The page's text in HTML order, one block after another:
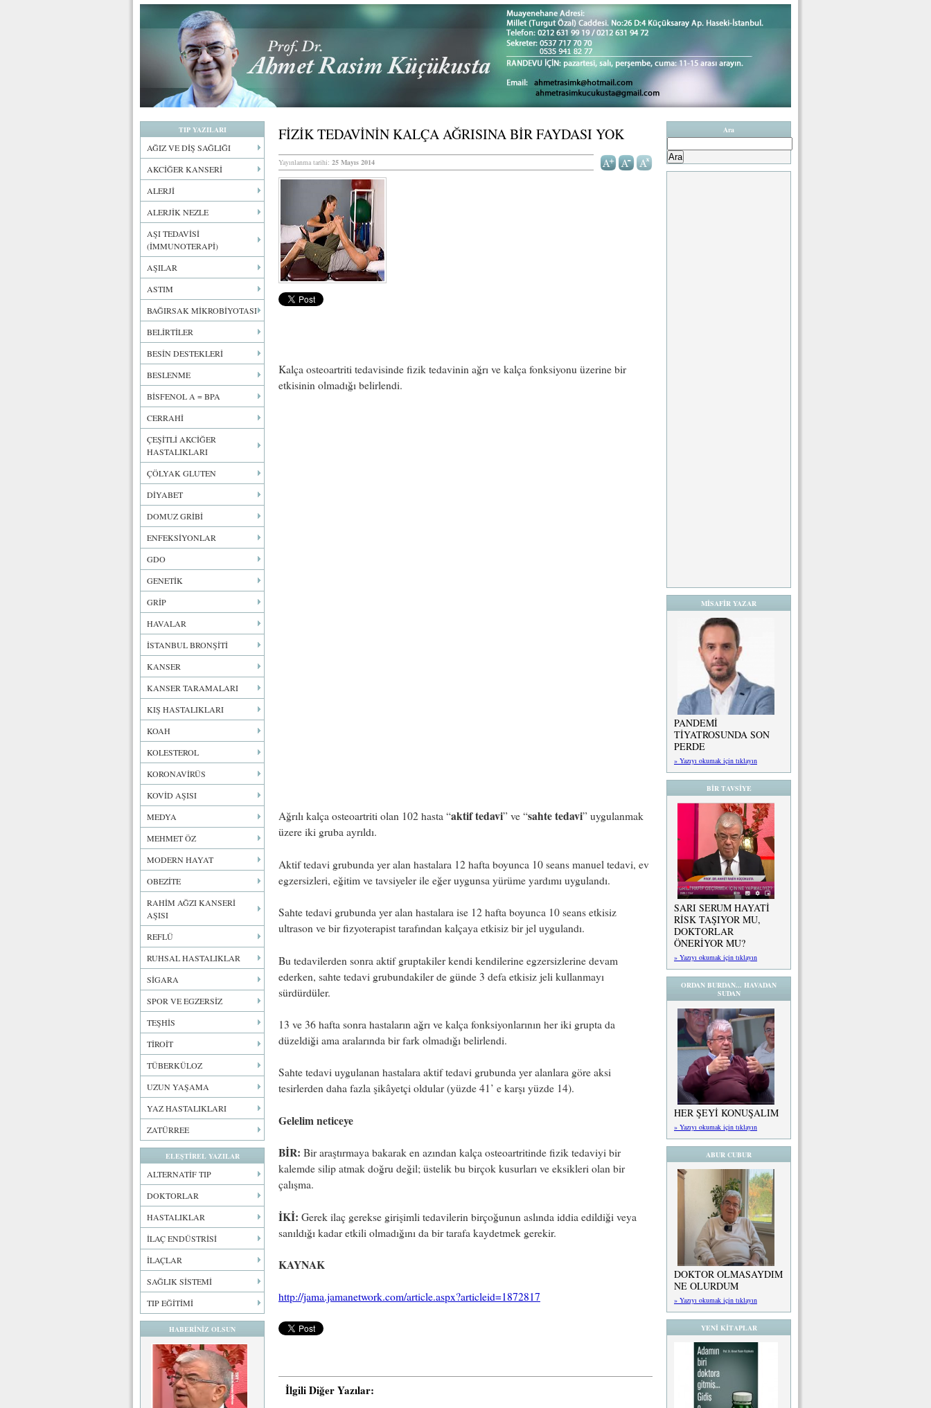
TIP YAZILARI
AĞIZ VE DİŞ SAĞLIĞI
AKCİĞER KANSERİ
ALERJİ
ALERJİK NEZLE
AŞI TEDAVİSİ
(İMMUNOTERAPİ)
AŞILAR
ASTIM
BAĞIRSAK MİKROBİYOTASI
BELİRTİLER
BESİN DESTEKLERİ
BESLENME
BİSFENOL A = BPA
CERRAHİ
ÇEŞİTLİ AKCİĞER
HASTALIKLARI
ÇÖLYAK GLUTEN
DİYABET
DOMUZ GRİBİ
ENFEKSİYONLAR
GDO
GENETİK
GRİP
HAVALAR
İSTANBUL BRONŞİTİ
KANSER
KANSER TARAMALARI
KIŞ HASTALIKLARI
KOAH
KOLESTEROL
KORONAVİRÜS
KOVİD AŞISI
MEDYA
MEHMET ÖZ
MODERN HAYAT
OBEZİTE
RAHİM AĞZI KANSERİ
AŞISI
REFLÜ
RUHSAL HASTALIKLAR
SİGARA
SPOR VE EGZERSİZ
TEŞHİS
TİROİT
TÜBERKÜLOZ
UZUN YAŞAMA
YAZ HASTALIKLARI
ZATÜRREE
ELEŞTİREL YAZILAR
ALTERNATİF TIP
DOKTORLAR
HASTALIKLAR
İLAÇ ENDÜSTRİSİ
İLAÇLAR
SAĞLIK SİSTEMİ
TIP EĞİTİMİ
HABERİNİZ OLSUN
FİZİK TEDAVİNİN KALÇA AĞRISINA BİR FAYDASI YOK
Yayınlanma tarihi: 25 Mayıs 2014
Kalça osteoartriti tedavisinde fizik tedavinin ağrı ve kalça fonksiyonu üzerine bir
etkisinin olmadığı belirlendi.
Ağrılı kalça osteoartriti olan 102 hasta “aktif tedavi” ve “sahte tedavi” uygulanmak
üzere iki gruba ayrıldı.
Aktif tedavi grubunda yer alan hastalara 12 hafta boyunca 10 seans manuel tedavi, ev
egzersizleri, eğitim ve tavsiyeler ile eğer uygunsa yürüme yardımı uygulandı.
Sahte tedavi grubunda yer alan hastalara ise 12 hafta boyunca 10 seans etkisiz
ultrason ve bir fizyoterapist tarafından kalçaya etkisiz bir jel uygulandı.
Bu tedavilerden sonra aktif gruptakiler kendi kendilerine egzersizlerine devam
ederken, sahte tedavi grubundakiler de günde 3 defa etkisiz jeli kullanmayı
sürdürdüler.
13 ve 36 hafta sonra hastaların ağrı ve kalça fonksiyonlarının her iki grupta da
düzeldiği ama aralarında bir fark olmadığı belirlendi.
Sahte tedavi uygulanan hastalara aktif tedavi grubunda yer alanlara göre aksi
tesirlerden daha fazla şikâyetçi oldular (yüzde 41’ e karşı yüzde 14).
Gelelim neticeye
BİR: Bir araştırmaya bakarak en azından kalça osteoartritinde fizik tedaviyi bir
kalemde silip atmak doğru değil; üstelik bu birçok kusurları ve eksikleri olan bir
çalışma.
İKİ: Gerek ilaç gerekse girişimli tedavilerin birçoğunun aslında iddia edildiği veya
sanıldığı kadar etkili olmadığını da bir tarafa kaydetmek gerekir.
KAYNAK
http://jama.jamanetwork.com/article.aspx?articleid=1872817
İlgili Diğer Yazılar:
Ara
MİSAFİR YAZAR
PANDEMİ
TİYATROSUNDA SON
PERDE
» Yazıyı okumak için tıklayın
BİR TAVSİYE
SARI SERUM HAYATİ
RİSK TAŞIYOR MU,
DOKTORLAR
ÖNERİYOR MU?
» Yazıyı okumak için tıklayın
ORDAN BURDAN... HAVADAN
SUDAN
HER ŞEYİ KONUŞALIM
» Yazıyı okumak için tıklayın
ABUR CUBUR
DOKTOR OLMASAYDIM
NE OLURDUM
» Yazıyı okumak için tıklayın
YENİ KİTAPLAR